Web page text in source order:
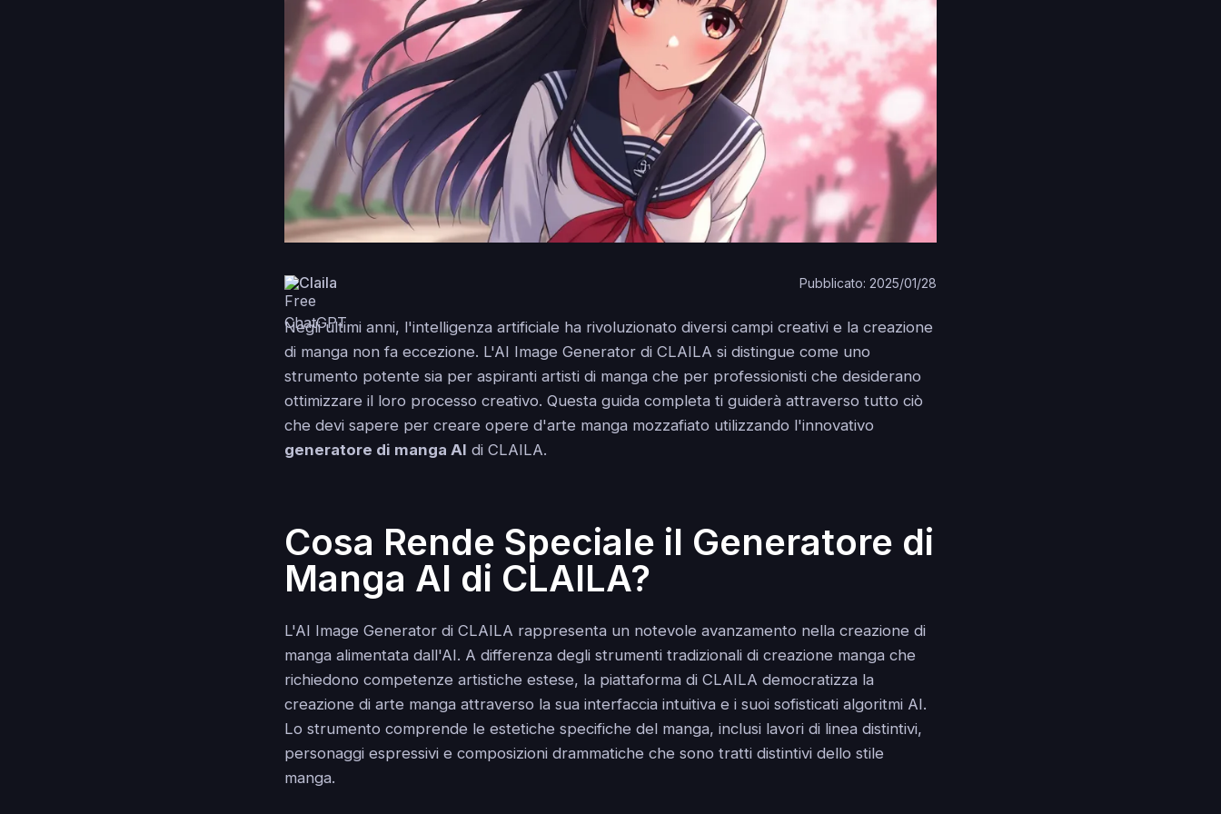
Claila Pubblicato: 2025/01/28
Negli ultimi anni, l'intelligenza artificiale ha rivoluzionato diversi campi creativi e la creazione
di manga non fa eccezione. L'AI Image Generator di CLAILA si distingue come uno
strumento potente sia per aspiranti artisti di manga che per professionisti che desiderano
ottimizzare il loro processo creativo. Questa guida completa ti guiderà attraverso tutto ciò
che devi sapere per creare opere d'arte manga mozzafiato utilizzando l'innovativo
generatore di manga AI di CLAILA.
Cosa Rende Speciale il Generatore di
Manga AI di CLAILA?
L'AI Image Generator di CLAILA rappresenta un notevole avanzamento nella creazione di
manga alimentata dall'AI. A differenza degli strumenti tradizionali di creazione manga che
richiedono competenze artistiche estese, la piattaforma di CLAILA democratizza la
creazione di arte manga attraverso la sua interfaccia intuitiva e i suoi sofisticati algoritmi AI.
Lo strumento comprende le estetiche specifiche del manga, inclusi lavori di linea distintivi,
personaggi espressivi e composizioni drammatiche che sono tratti distintivi dello stile
manga.